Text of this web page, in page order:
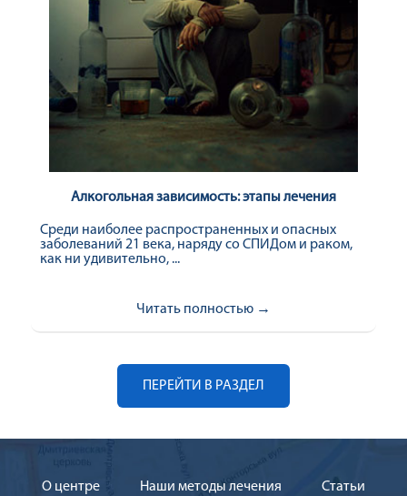
Алкогольная зависимость: этапы лечения
Среди наиболее распространенных и опасных
заболеваний 21 века, наряду со СПИДом и раком,
как ни удивительно, ...
Читать полностью →
ПЕРЕЙТИ В РАЗДЕЛ
О центре Наши методы лечения
Cтатьи